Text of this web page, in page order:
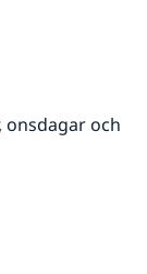
onsdagar och